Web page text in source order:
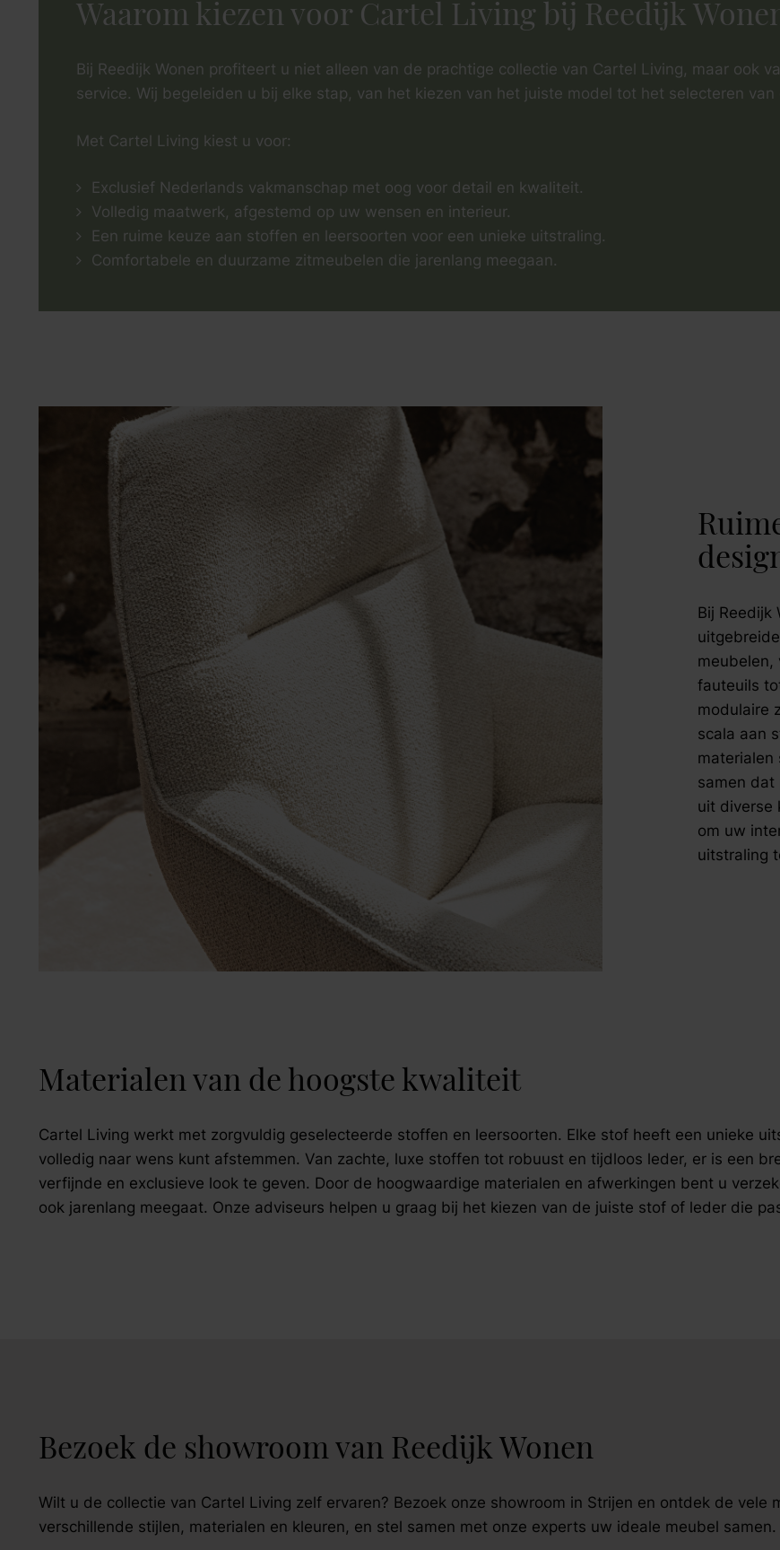
Waarom kiezen voor Cartel Living bij Reedijk
Bij Reedijk Wonen profiteert u niet alleen van de prachtige collectie van Cartel Living, maar ook
service. Wij begeleiden u bij elke stap, van het kiezen van het juiste model tot het selecteren
Met Cartel Living kiest u voor:
Exclusief Nederlands vakmanschap met oog voor detail en kwaliteit.
Volledig maatwerk, afgestemd op uw wensen en interieur.
Een ruime keuze aan stoffen en leersoorten voor een unieke uitstraling.
Comfortabele en duurzame zitmeubelen die jarenlang meegaan.
Bij Reedijk
meubelen,
fauteuils
modulaire
scala aan
materialen
samen dat
uit diverse
om uw
uitstraling
Materialen van de hoogste kwaliteit
Cartel Living werkt met zorgvuldig geselecteerde stoffen en leersoorten. Elke stof heeft een unieke
volledig naar wens kunt afstemmen. Van zachte, luxe stoffen tot robuust en tijdloos leder, er is een
verfijnde en exclusieve look te geven. Door de hoogwaardige materialen en afwerkingen bent u
ook jarenlang meegaat. Onze adviseurs helpen u graag bij het kiezen van de juiste stof of leder die
Bezoek de showroom van Reedijk Wonen
Wilt u de collectie van Cartel Living zelf ervaren? Bezoek onze showroom in Strijen en ontdek de vele
verschillende stijlen, materialen en kleuren, en stel samen met onze experts uw ideale meubel samen.